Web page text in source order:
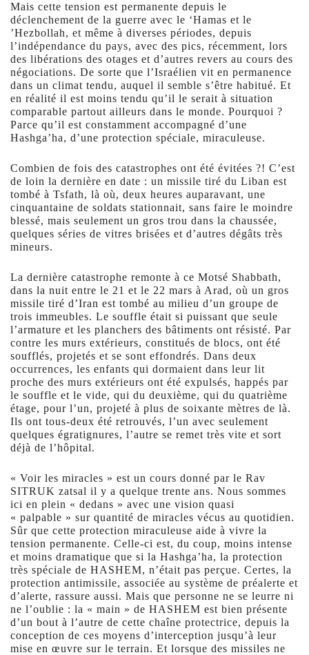
Mais cette tension est permanente depuis le
déclenchement de la guerre avec le ‘Hamas et le
’Hezbollah, et même à diverses périodes, depuis
l’indépendance du pays, avec des pics, récemment, lors
des libérations des otages et d’autres revers au cours des
négociations. De sorte que l’Israélien vit en permanence
dans un climat tendu, auquel il semble s’être habitué. Et
en réalité il est moins tendu qu’il le serait à situation
comparable partout ailleurs dans le monde. Pourquoi ?
Parce qu’il est constamment accompagné d’une
Hashga’ha, d’une protection spéciale, miraculeuse.
Combien de fois des catastrophes ont été évitées ?! C’est
de loin la dernière en date : un missile tiré du Liban est
tombé à Tsfath, là où, deux heures auparavant, une
cinquantaine de soldats stationnait, sans faire le moindre
blessé, mais seulement un gros trou dans la chaussée,
quelques séries de vitres brisées et d’autres dégâts très
mineurs.
La dernière catastrophe remonte à ce Motsé Shabbath,
dans la nuit entre le 21 et le 22 mars à Arad, où un gros
missile tiré d’Iran est tombé au milieu d’un groupe de
trois immeubles. Le souffle était si puissant que seule
l’armature et les planchers des bâtiments ont résisté. Par
contre les murs extérieurs, constitués de blocs, ont été
soufflés, projetés et se sont effondrés. Dans deux
occurrences, les enfants qui dormaient dans leur lit
proche des murs extérieurs ont été expulsés, happés par
le souffle et le vide, qui du deuxième, qui du quatrième
étage, pour l’un, projeté à plus de soixante mètres de là.
Ils ont tous-deux été retrouvés, l’un avec seulement
quelques égratignures, l’autre se remet très vite et sort
déjà de l’hôpital.
« Voir les miracles » est un cours donné par le Rav
SITRUK zatsal il y a quelque trente ans. Nous sommes
ici en plein « dedans » avec une vision quasi
« palpable » sur quantité de miracles vécus au quotidien.
Sûr que cette protection miraculeuse aide à vivre la
tension permanente. Celle-ci est, du coup, moins intense
et moins dramatique que si la Hashga’ha, la protection
très spéciale de HASHEM, n’était pas perçue. Certes, la
protection antimissile, associée au système de préalerte et
d’alerte, rassure aussi. Mais que personne ne se leurre ni
ne l’oublie : la « main » de HASHEM est bien présente
d’un bout à l’autre de cette chaîne protectrice, depuis la
conception de ces moyens d’interception jusqu’à leur
mise en œuvre sur le terrain. Et lorsque des missiles ne